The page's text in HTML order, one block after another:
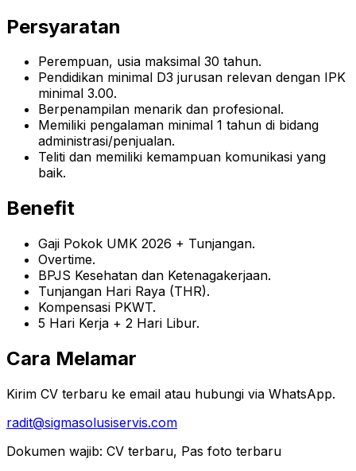
Persyaratan
Perempuan, usia maksimal 30 tahun.
Pendidikan minimal D3 jurusan relevan dengan IPK
minimal 3.00.
Berpenampilan menarik dan profesional.
Memiliki pengalaman minimal 1 tahun di bidang
administrasi/penjualan.
Teliti dan memiliki kemampuan komunikasi yang
baik.
Benefit
Gaji Pokok UMK 2026 + Tunjangan.
Overtime.
BPJS Kesehatan dan Ketenagakerjaan.
Tunjangan Hari Raya (THR).
Kompensasi PKWT.
5 Hari Kerja + 2 Hari Libur.
Cara Melamar
Kirim CV terbaru ke email atau hubungi via WhatsApp.
radit@sigmasolusiservis.com
Dokumen wajib: CV terbaru, Pas foto terbaru